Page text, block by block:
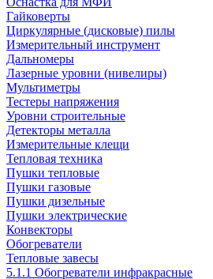
Гайковерты
Циркулярные (дисковые) пилы
Измерительный инструмент
Дальномеры
Лазерные уровни (нивелиры)
Мультиметры
Тестеры напряжения
Уровни строительные
Детекторы металла
Измерительные клещи
Тепловая техника
Пушки тепловые
Пушки газовые
Пушки дизельные
Пушки электрические
Конвекторы
Обогреватели
Тепловые завесы
5.1.1 Обогреватели инфракрасные